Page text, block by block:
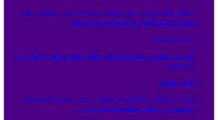
أحكام بالحبس في حق سائقي سيارات أجرة بتطوان على
خلفية أحداث الهجرة الجماعية نحو سبتة
سبته المحتلة
الحرس المدني بسبتة المحتلة يطلق قناة تواصل للإبلاغ عن
المفقودين
أخبار تطوان
اتحاد المقاولات الإعلامية بتطوان يشيد بصمود الصحافيين
والمصورين خلال تغطية أحداث باب…